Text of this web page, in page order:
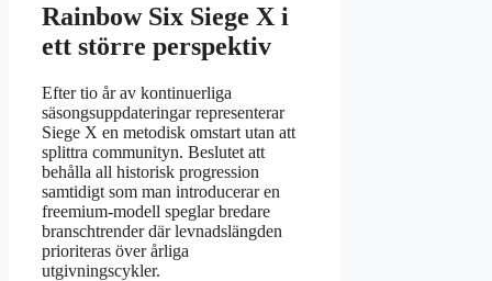
Rainbow Six Siege X i
ett större perspektiv
Efter tio år av kontinuerliga
säsongsuppdateringar representerar
Siege X en metodisk omstart utan att
splittra communityn. Beslutet att
behålla all historisk progression
samtidigt som man introducerar en
freemium-modell speglar bredare
branschtrender där levnadslängden
prioriteras över årliga
utgivningscykler.